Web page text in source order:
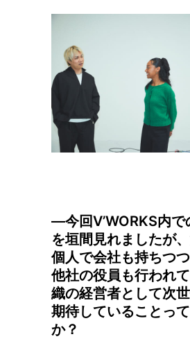
—今回V’WORKS内で
を垣間見れましたが
個人で会社も持ちつ
他社の役員も行われ
織の経営者として次
期待していることっ
か？